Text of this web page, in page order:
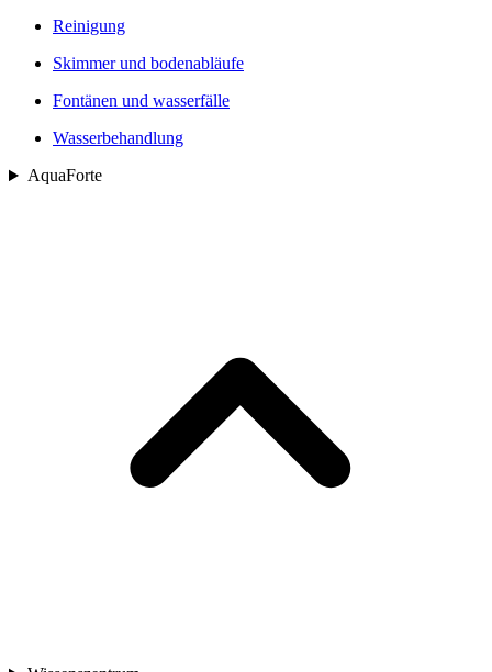
Reinigung
Skimmer und bodenabläufe
Fontänen und wasserfälle
Wasserbehandlung
AquaForte